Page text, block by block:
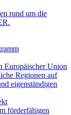
rund um die
Union
Regionen auf
eigenständigen
förderfähigen